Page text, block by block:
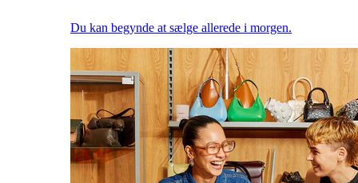
Du kan begynde at sælge allerede i morgen.